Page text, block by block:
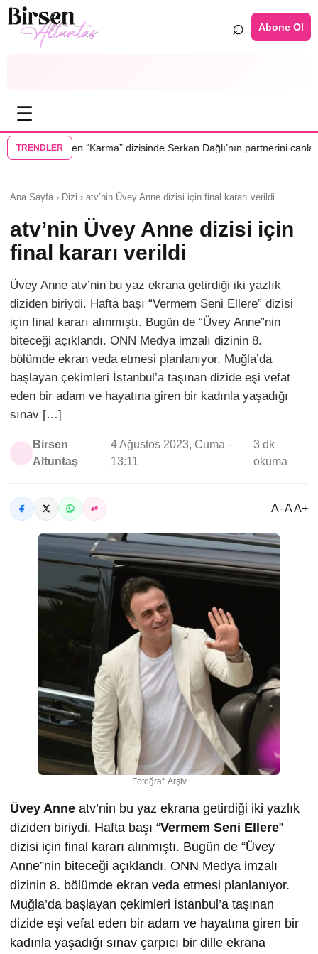
⌕ Abone Ol
☰
TRENDLER
dizisinde Serkan Dağlı’nın partnerini canlandıracak•Daha 17’ye
Ana Sayfa › Dizi › atv’nin Üvey Anne dizisi için final kararı verildi
atv’nin Üvey Anne dizisi için
final kararı verildi
Üvey Anne atv’nin bu yaz ekrana getirdiği iki yazlık
diziden biriydi. Hafta başı “Vermem Seni Ellere” dizisi
için final kararı alınmıştı. Bugün de “Üvey Anne”nin
biteceği açıklandı. ONN Medya imzalı dizinin 8.
bölümde ekran veda etmesi planlanıyor. Muğla’da
başlayan çekimleri İstanbul’a taşınan dizide eşi vefat
eden bir adam ve hayatına giren bir kadınla yaşadığı
sınav […]
Birsen
Altuntaş
4 Ağustos 2023, Cuma -
13:11
3 dk
okuma
A- A A+
Fotoğraf: Arşiv
Üvey Anne atv’nin bu yaz ekrana getirdiği iki yazlık
diziden biriydi. Hafta başı “Vermem Seni Ellere”
dizisi için final kararı alınmıştı. Bugün de “Üvey
Anne”nin biteceği açıklandı. ONN Medya imzalı
dizinin 8. bölümde ekran veda etmesi planlanıyor.
Muğla’da başlayan çekimleri İstanbul’a taşınan
dizide eşi vefat eden bir adam ve hayatına giren bir
kadınla yaşadığı sınav çarpıcı bir dille ekrana